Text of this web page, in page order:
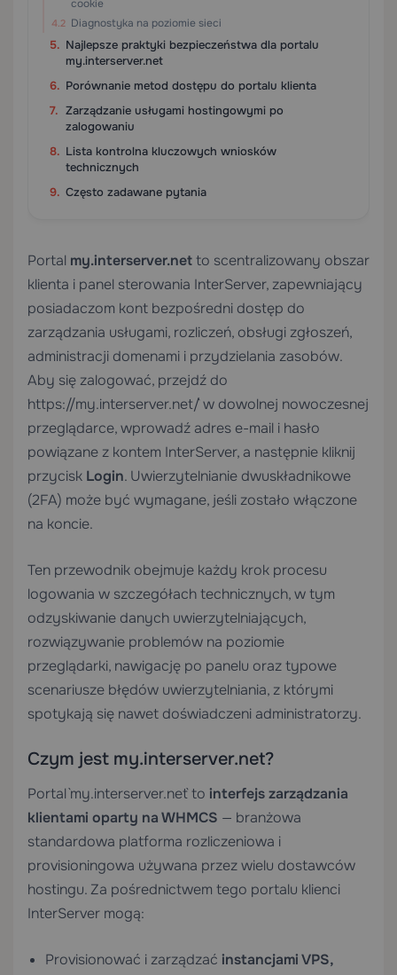
cookie
Diagnostyka na poziomie sieci
Najlepsze praktyki bezpieczeństwa dla portalu
my.interserver.net
Porównanie metod dostępu do portalu klienta
Zarządzanie usługami hostingowymi po
zalogowaniu
Lista kontrolna kluczowych wniosków
technicznych
Często zadawane pytania
Portal my.interserver.netto scentralizowany obszar
klienta i panel sterowania InterServer, zapewniający
posiadaczom kont bezpośredni dostęp do
zarządzania usługami, rozliczeń, obsługi zgłoszeń,
administracji domenami i przydzielania zasobów.
Aby się zalogować, przejdź do
`https://my.interserver.net/` w dowolnej nowoczesnej
przeglądarce, wprowadź adres e-mail i hasło
powiązane z kontem InterServer, a następnie kliknij
przycisk Login. Uwierzytelnianie dwuskładnikowe
(2FA) może być wymagane, jeśli zostało włączone
na koncie.
Ten przewodnik obejmuje każdy krok procesu
logowania w szczegółach technicznych, w tym
odzyskiwanie danych uwierzytelniających,
rozwiązywanie problemów na poziomie
przeglądarki, nawigację po panelu oraz typowe
scenariusze błędów uwierzytelniania, z którymi
spotykają się nawet doświadczeni administratorzy.
Czym jest my.interserver.net?
Portal `my.interserver.net` to interfejs zarządzania
klientami oparty na WHMCS — branżowa
standardowa platforma rozliczeniowa i
provisioningowa używana przez wielu dostawców
hostingu. Za pośrednictwem tego portalu klienci
InterServer mogą:
Provisionować i zarządzać instancjami VPS,